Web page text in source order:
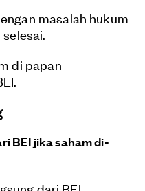
masalah hukum
di papan
BEI jika saham di-